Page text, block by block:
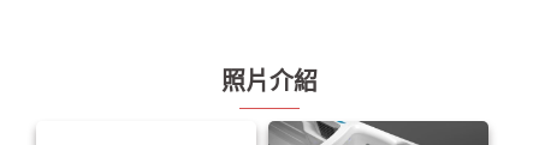
照片介紹